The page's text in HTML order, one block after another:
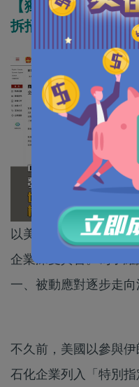
【獨家文章】中國
拆招」應對美國制裁
以美國為首的西方國
企業深受其害。為了
一、被動應對逐步走向
不久前，美國以參與
石化企業列入「特別